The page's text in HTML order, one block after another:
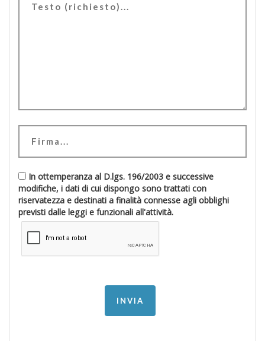
In ottemperanza al D.lgs. 196/2003 e successive
modifiche, i dati di cui dispongo sono trattati con
riservatezza e destinati a finalità connesse agli obblighi
previsti dalle leggi e funzionali all'attività.